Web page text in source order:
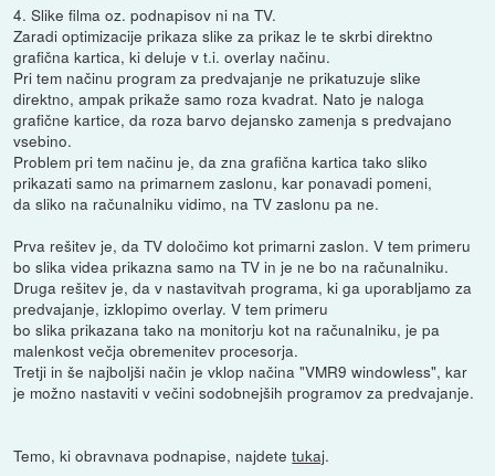
4. Slike filma oz. podnapisov ni na TV.
Zaradi optimizacije prikaza slike za prikaz le te skrbi direktno
grafična kartica, ki deluje v t.i. overlay načinu.
Pri tem načinu program za predvajanje ne prikatuzuje slike
direktno, ampak prikaže samo roza kvadrat. Nato je naloga
grafične kartice, da roza barvo dejansko zamenja s predvajano
vsebino.
Problem pri tem načinu je, da zna grafična kartica tako sliko
prikazati samo na primarnem zaslonu, kar ponavadi pomeni,
da sliko na računalniku vidimo, na TV zaslonu pa ne.
Prva rešitev je, da TV določimo kot primarni zaslon. V tem primeru
bo slika videa prikazna samo na TV in je ne bo na računalniku.
Druga rešitev je, da v nastavitvah programa, ki ga uporabljamo za
predvajanje, izklopimo overlay. V tem primeru
bo slika prikazana tako na monitorju kot na računalniku, je pa
malenkost večja obremenitev procesorja.
Tretji in še najboljši način je vklop načina "VMR9 windowless", kar
je možno nastaviti v večini sodobnejših programov za predvajanje.
Temo, ki obravnava podnapise, najdetetukaj.